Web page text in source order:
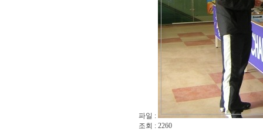
파일 :
조회 : 2260